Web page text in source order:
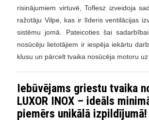
risinājumiem virtuvē, Toflesz izveidoja
ražotāju Vilpe, kas ir līderis ventilācijas
sistēmu jomā. Pateicoties šai
nosūcēju lietotājiem ir iespēja iekārtu
klusu un pārcelt tvaika nosūcēja motoru uz
Iebūvējams griestu tvaika
LUXOR INOX – ideāls
piemērs unikālā izpildījumā!